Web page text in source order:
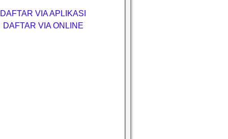
DAFTAR VIA APLIKASI
DAFTAR VIA ONLINE